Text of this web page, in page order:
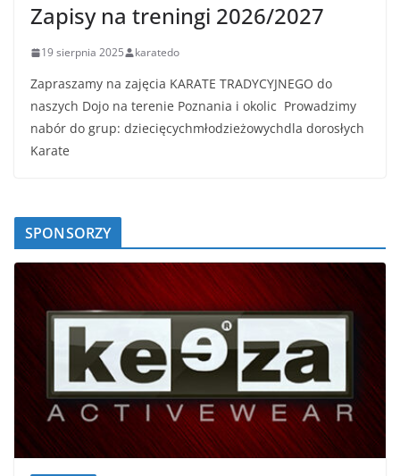
Zapisy na treningi 2026/2027
19 sierpnia 2025 karatedo
Zapraszamy na zajęcia KARATE TRADYCYJNEGO do
naszych Dojo na terenie Poznania i okolic Prowadzimy
nabór do grup: dziecięcychmłodzieżowychdla dorosłych
Karate
SPONSORZY